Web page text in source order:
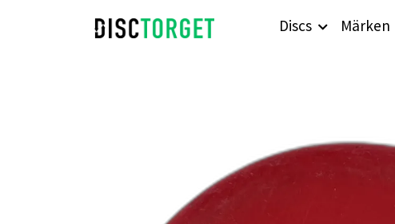
Discs Märken